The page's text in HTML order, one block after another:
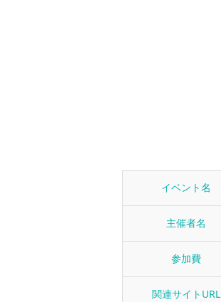
イベント名
主催者名
参加費
関連サイトURL